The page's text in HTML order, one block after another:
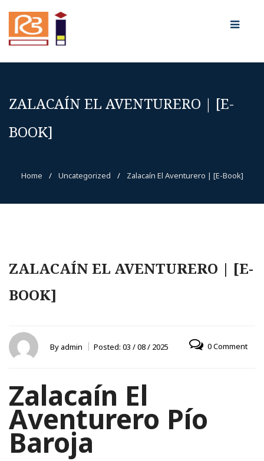
ZALACAÍN EL AVENTURERO | [E-
BOOK]
Home / Uncategorized / Zalacaín El Aventurero | [E-Book]
ZALACAÍN EL AVENTURERO | [E-
BOOK]
By admin Posted: 03 / 08 / 2025 0 Comment
Zalacaín El
Aventurero Pío
Baroja